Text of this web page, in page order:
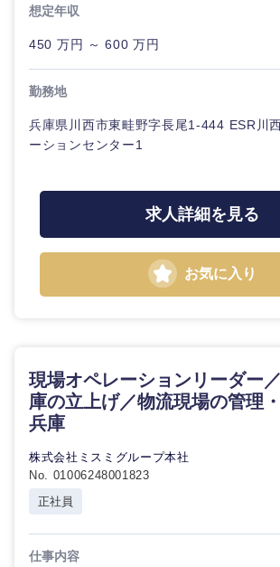
想定年収
450 万円 ～ 600 万円
勤務地
兵庫県川西市東畦野字長尾1-444 ESR川
ーションセンター1
求人詳細を見る
お気に入り
現場オペレーションリーダー
庫の立上げ／物流現場の管理
兵庫
株式会社ミスミグループ本社
No. 01006248001823
正社員
仕事内容